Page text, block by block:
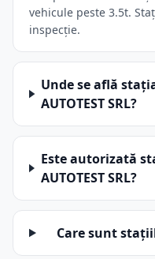
vehicule peste 3.5t.
inspecție.
Unde se află
AUTOTEST SRL?
Este autorizată
AUTOTEST SRL?
Care sunt